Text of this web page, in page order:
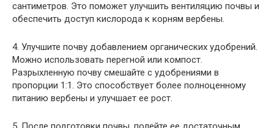
сантиметров. Это поможет улучшить вентиляцию почвы и
обеспечить доступ кислорода к корням вербены.
4. Улучшите почву добавлением органических удобрений.
Можно использовать перегной или компост.
Разрыхленную почву смешайте с удобрениями в
пропорции 1:1. Это способствует более полноценному
питанию вербены и улучшает ее рост.